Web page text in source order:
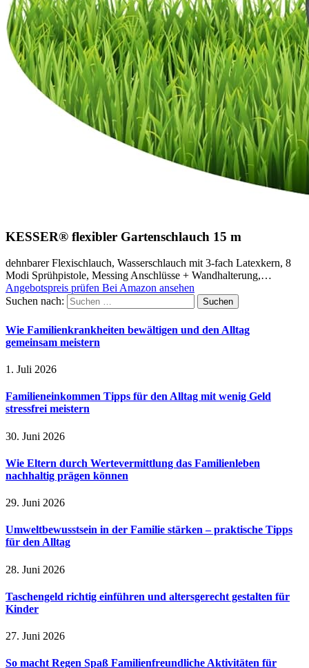
KESSER® flexibler Gartenschlauch 15 m
dehnbarer Flexischlauch, Wasserschlauch mit 3-fach Latexkern, 8
Modi Sprühpistole, Messing Anschlüsse + Wandhalterung,…
Angebotspreis prüfen Bei Amazon ansehen
Suchen nach:
Wie Familienkrankheiten bewältigen und den Alltag
gemeinsam meistern
1. Juli 2026
Familieneinkommen Tipps für den Alltag mit wenig Geld
stressfrei meistern
30. Juni 2026
Wie Eltern durch Wertevermittlung das Familienleben
nachhaltig prägen können
29. Juni 2026
Umweltbewusstsein in der Familie stärken – praktische Tipps
für den Alltag
28. Juni 2026
Taschengeld richtig einführen und altersgerecht gestalten für
Kinder
27. Juni 2026
So macht Regen Spaß Familienfreundliche Aktivitäten für